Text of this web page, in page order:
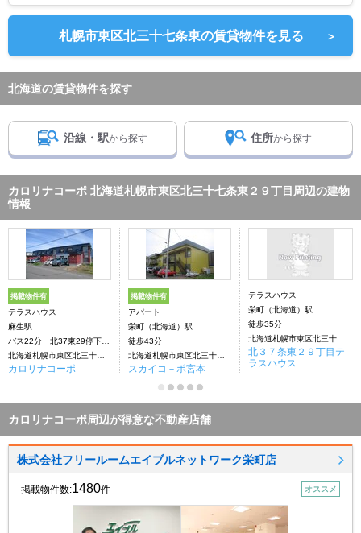
札幌市東区北三十七条東の賃貸物件を見る ＞
北海道の賃貸物件を探す
沿線・駅から探す 住所から探す
カロリナコーポ 北海道札幌市東区北三十七条東２９丁目周辺の建物
情報
掲載物件有
テラスハウス
麻生駅
バス22分 北37東29停下車：停歩3分
カロリナコーポ
掲載物件有
アパート
栄町（北海道）駅
徒歩43分
スカイコ－ポ宮本
テラスハウス
栄町（北海道）駅
徒歩35分
北３７条東２９丁目テ
ラスハウス
カロリナコーポ周辺が得意な不動産店舗
株式会社フリールームエイブルネットワーク栄町店
掲載物件数:1480件 オススメ